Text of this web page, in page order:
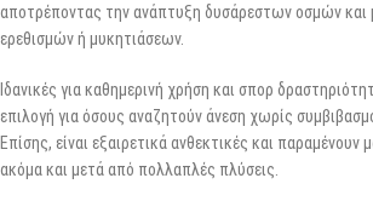
αποτρέποντας την ανάπτυξη δυσάρεστων οσμών και
ερεθισμών ή μυκητιάσεων.
Ιδανικές για καθημερινή χρήση και σπορ
επιλογή για όσους αναζητούν άνεση χωρίς
Επίσης, είναι εξαιρετικά ανθεκτικές και παραμένουν
ακόμα και μετά από πολλαπλές πλύσεις.